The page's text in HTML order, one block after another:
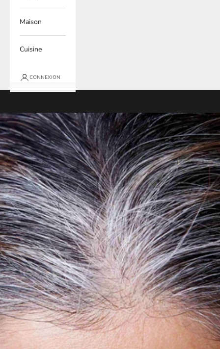
Maison
Cuisine
CONNEXION